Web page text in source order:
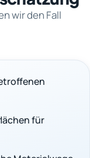
wir den Fall
für